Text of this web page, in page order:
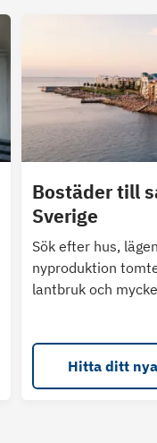
Bostäder till
Sverige
Sök efter hus,
nyproduktion
lantbruk och
Hitta ditt